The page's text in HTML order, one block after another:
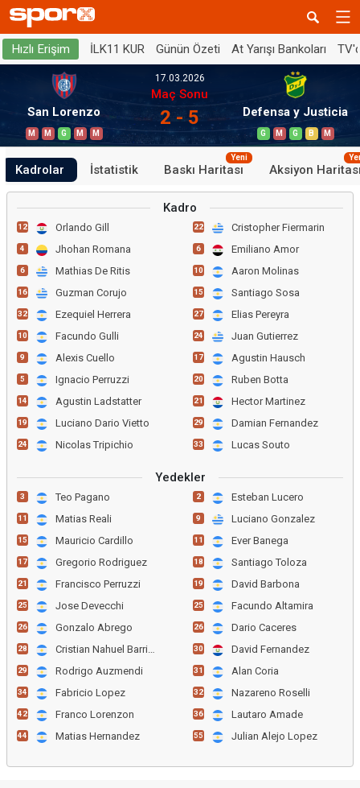
Hızlı Erişim İLK11 KUR Günün Özeti At Yarışı Bankoları
San Lorenzo
M M G M M
17.03.2026
Maç Sonu
2 - 5 Defensa y Justicia
G M G B M
Kadrolar İstatistik Baskı Haritası
Yeni
Aksiyon
Kadro
12 Orlando Gill
4 Jhohan Romana
6 Mathias De Ritis
16 Guzman Corujo
32 Ezequiel Herrera
10 Facundo Gulli
9 Alexis Cuello
5 Ignacio Perruzzi
14 Agustin Ladstatter
19 Luciano Dario Vietto
24 Nicolas Tripichio
22 Cristopher Fiermarin
6 Emiliano Amor
10 Aaron Molinas
15 Santiago Sosa
27 Elias Pereyra
24 Juan Gutierrez
17 Agustin Hausch
20 Ruben Botta
21 Hector Martinez
29 Damian Fernandez
33 Lucas Souto
Yedekler
3 Teo Pagano
11 Matias Reali
15 Mauricio Cardillo
17 Gregorio Rodriguez
21 Francisco Perruzzi
25 Jose Devecchi
26 Gonzalo Abrego
28 Cristian Nahuel Barrios
29 Rodrigo Auzmendi
34 Fabricio Lopez
42 Franco Lorenzon
44 Matias Hernandez
2 Esteban Lucero
9 Luciano Gonzalez
11 Ever Banega
18 Santiago Toloza
19 David Barbona
25 Facundo Altamira
26 Dario Caceres
30 David Fernandez
31 Alan Coria
32 Nazareno Roselli
36 Lautaro Amade
55 Julian Alejo Lopez